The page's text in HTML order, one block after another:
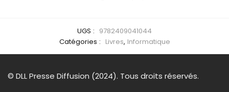
UGS : 9782409041044
Catégories : Livres, Informatique
© DLL Presse Diffusion (2024). Tous droits réservés.